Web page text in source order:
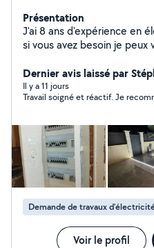
Présentation
J'ai 8 ans d'expérience en
si vous avez besoin je peux
Dernier avis laissé par
Il y a 11 jours
Travail soigné et réactif. Je
Demande de travaux
Voir le profil